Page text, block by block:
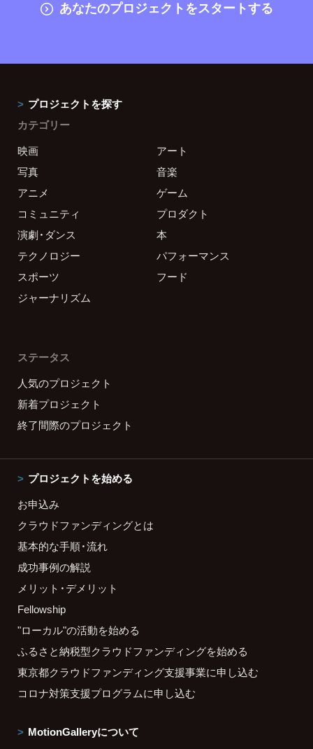
あなたのプロジェクトをスタートする
プロジェクトを探す
カテゴリー
映画
アート
写真
音楽
アニメ
ゲーム
コミュニティ
プロダクト
演劇・ダンス
本
テクノロジー
パフォーマンス
スポーツ
フード
ジャーナリズム
ステータス
人気のプロジェクト
新着プロジェクト
終了間際のプロジェクト
プロジェクトを始める
お申込み
クラウドファンディングとは
基本的な手順・流れ
成功事例の解説
メリット・デメリット
Fellowship
"ローカル"の活動を始める
ふるさと納税型クラウドファンディングを始める
東京都クラウドファンディング支援事業に申し込む
コロナ対策支援プログラムに申し込む
MotionGalleryについて